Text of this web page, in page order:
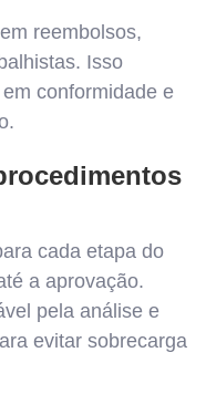
reembolsos,
Isso
conformidade e
cada etapa do
a aprovação.
pela análise e
evitar sobrecarga